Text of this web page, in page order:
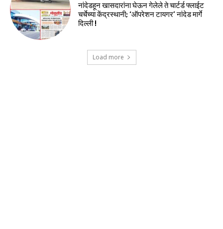
नांदेडहून खासदारांना घेऊन गेलेले ते चार्टर्ड फ्लाईट
चर्चेच्या केंद्रस्थानी; ‘ऑपरेशन टायगर’ नांदेड मार्गे
दिल्ली !
Load more